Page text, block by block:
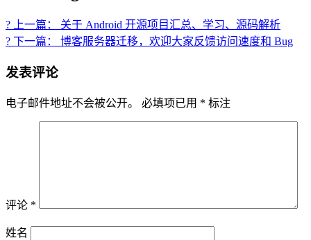
? 上一篇： 关于 Android 开源项目汇总、学习、源码解析
? 下一篇： 博客服务器迁移，欢迎大家反馈访问速度和 Bug
发表评论
电子邮件地址不会被公开。 必填项已用 * 标注
评论 *
姓名